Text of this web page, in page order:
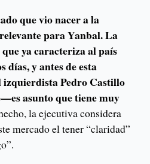
que vio nacer a la
para Yanbal. La
ya caracteriza al país
y antes de esta
Pedro Castillo
asunto que tiene muy
la ejecutiva considera
mercado el tener “claridad”